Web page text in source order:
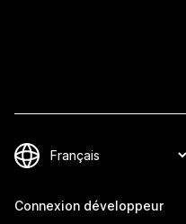
Connexion développeur